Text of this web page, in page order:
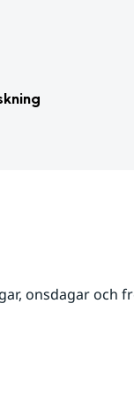
onsdagar och